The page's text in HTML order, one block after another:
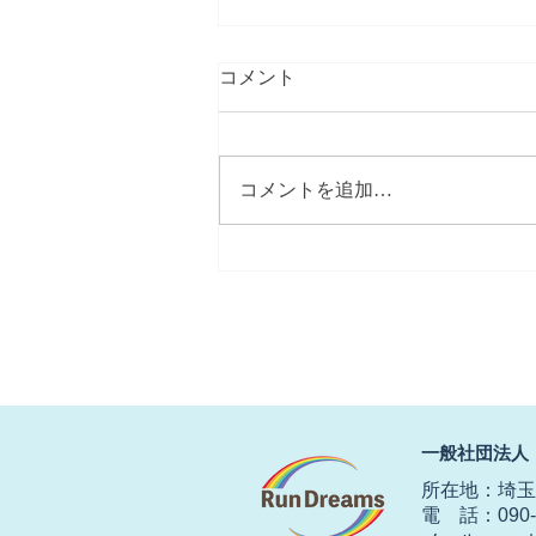
コメント
コメントを追加…
​一般社団法人
所在地：埼
電 話：090-